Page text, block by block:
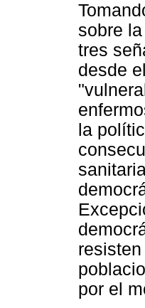
sobre
tres
desde
la
por el